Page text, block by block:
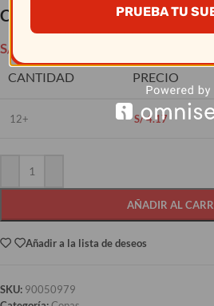
Copa Barone Champagne 6.5
S/
CANTIDAD PRECIO
12+ S/4.17
AÑADIR AL
Añadir a la lista de deseos
SKU: 90050979
PRUEBA TU